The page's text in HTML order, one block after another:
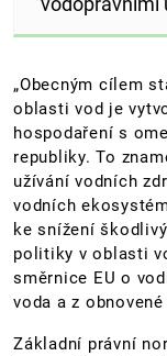
„Obecným cílem
oblasti vod je
hospodaření s
republiky. To
užívání vodních
vodních
ke snížení
politiky v oblasti
směrnice EU o
voda a z
Základní právní